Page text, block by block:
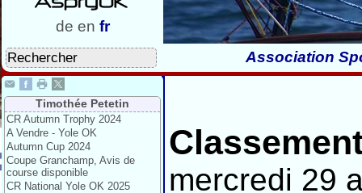
de en fr
Association
Timothée Petetin
CR Autumn Trophy 2024
A Vendre - Yole OK
Autumn Cup 2024
Coupe Granchamp, Avis de
course disponible
CR National Yole OK 2025
mercredi 29